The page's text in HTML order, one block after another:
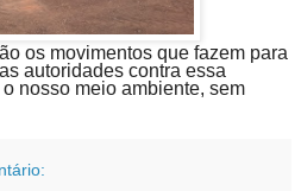
os movimentos que fazem para
autoridades contra essa
nosso meio ambiente, sem